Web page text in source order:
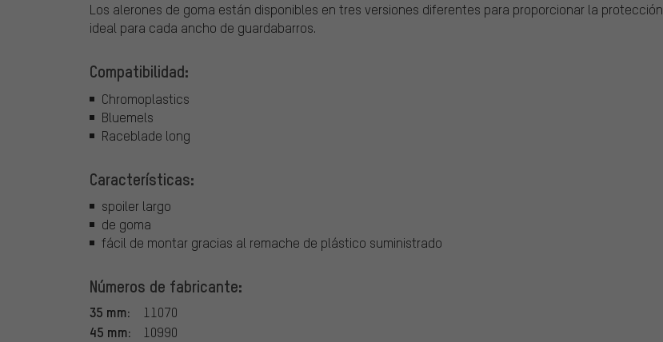
Los alerones de goma están disponibles en tres versiones diferentes para proporcionar la protección
ideal para cada ancho de guardabarros.
Compatibilidad:
Chromoplastics
Bluemels
Raceblade long
Características:
spoiler largo
de goma
fácil de montar gracias al remache de plástico suministrado
Números de fabricante:
35 mm: 11070
45 mm: 10990